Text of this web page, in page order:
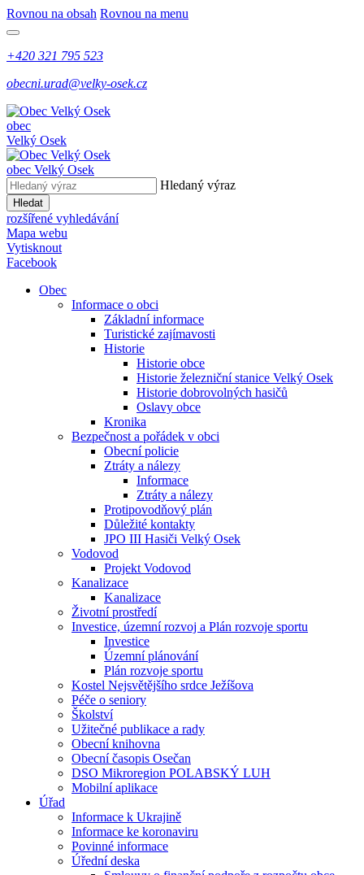
Rovnou na obsah Rovnou na menu
+420 321 795 523
obecni.urad@velky-osek.cz
obec
Velký Osek
obec Velký Osek
Hledaný výraz
Hledat
rozšířené vyhledávání
Mapa webu
Vytisknout
Facebook
Obec
Informace o obci
Základní informace
Turistické zajímavosti
Historie
Historie obce
Historie železniční stanice Velký Osek
Historie dobrovolných hasičů
Oslavy obce
Kronika
Bezpečnost a pořádek v obci
Obecní policie
Ztráty a nálezy
Informace
Ztráty a nálezy
Protipovodňový plán
Důležité kontakty
JPO III Hasiči Velký Osek
Vodovod
Projekt Vodovod
Kanalizace
Kanalizace
Životní prostředí
Investice, územní rozvoj a Plán rozvoje sportu
Investice
Územní plánování
Plán rozvoje sportu
Kostel Nejsvětějšího srdce Ježíšova
Péče o seniory
Školství
Užitečné publikace a rady
Obecní knihovna
Obecní časopis Osečan
DSO Mikroregion POLABSKÝ LUH
Mobilní aplikace
Úřad
Informace k Ukrajině
Informace ke koronaviru
Povinné informace
Úřední deska